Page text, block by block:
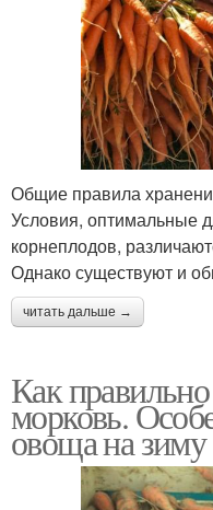
Общие правила
Условия, оптимальные
корнеплодов,
Однако существуют и
читать дальше →
Как
морковь.
овоща на зиму